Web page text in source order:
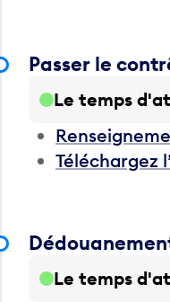
Passer le
Le temps
Téléchargez
Le temps